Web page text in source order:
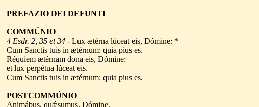
PREFAZIO DEI DEFUNTI
COMMÚNIO
4 Esdr. 2, 35 et 34 - Lux ætérna lúceat eis, Dómine: *
Cum Sanctis tuis in ætérnum: quia pius es.
Réquiem ætérnam dona eis, Dómine:
et lux perpétua lúceat eis.
Cum Sanctis tuis in ætérnum: quia pius es.
POSTCOMMÚNIO
Animábus, quǽsumus, Dómine,